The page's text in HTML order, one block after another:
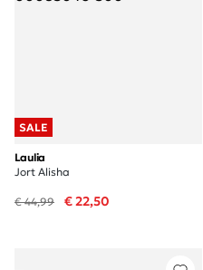
SALE
Laulia
Jort Alisha
€ 44,99 € 22,50